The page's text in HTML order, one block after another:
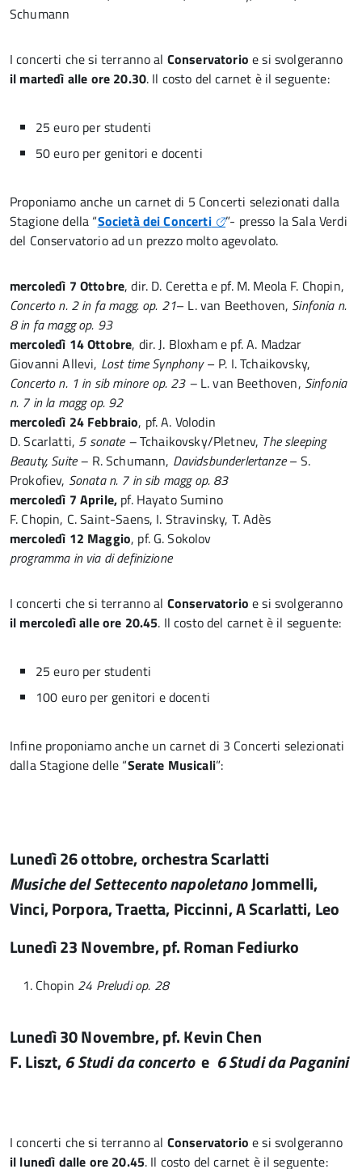
Schumann
I concerti che si terranno al Conservatorio e si svolgeranno
il martedì alle ore 20.30. Il costo del carnet è il seguente:
25 euro per studenti
50 euro per genitori e docenti
Proponiamo anche un carnet di 5 Concerti selezionati dalla
Stagione della “Società dei Concerti
”- presso la Sala Verdi
del Conservatorio ad un prezzo molto agevolato.
mercoledì 7 Ottobre, dir. D. Ceretta e pf. M. Meola F. Chopin,
Concerto n. 2 in fa magg. op. 21– L. van Beethoven, Sinfonia n.
8 in fa magg op. 93
mercoledì 14 Ottobre, dir. J. Bloxham e pf. A. Madzar
Giovanni Allevi, Lost time Synphony– P. I. Tchaikovsky,
Concerto n. 1 in sib minore op. 23 – L. van Beethoven, Sinfonia
n. 7 in la magg op. 92
mercoledì 24 Febbraio, pf. A. Volodin
D. Scarlatti, 5 sonate –Tchaikovsky/Pletnev, The sleeping
Beauty, Suite – R. Schumann, Davidsbunderlertanze– S.
Prokofiev, Sonata n. 7 in sib magg op. 83
mercoledì 7 Aprile, pf. Hayato Sumino
F. Chopin, C. Saint-Saens, I. Stravinsky, T. Adès
mercoledì 12 Maggio, pf. G. Sokolov
programma in via di definizione
I concerti che si terranno al Conservatorio e si svolgeranno
il mercoledì alle ore 20.45. Il costo del carnet è il seguente:
25 euro per studenti
100 euro per genitori e docenti
Infine proponiamo anche un carnet di 3 Concerti selezionati
dalla Stagione delle “Serate Musicali”:
Lunedì 26 ottobre,orchestra Scarlatti
Musiche del Settecento napoletanoJommelli,
Vinci, Porpora, Traetta, Piccinni, A Scarlatti, Leo
Lunedì 23 Novembre,pf. Roman Fediurko
Chopin 24 Preludi op. 28
Lunedì 30 Novembre,pf. Kevin Chen
F. Liszt,6 Studi da concertoe 6 Studi da Paganini
I concerti che si terranno al Conservatorio e si svolgeranno
il lunedì dalle ore 20.45. Il costo del carnet è il seguente: